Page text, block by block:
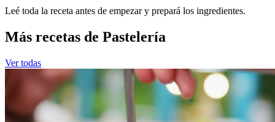
Leé toda la receta antes de empezar y prepará los ingredientes.
Más recetas de Pastelería
Ver todas